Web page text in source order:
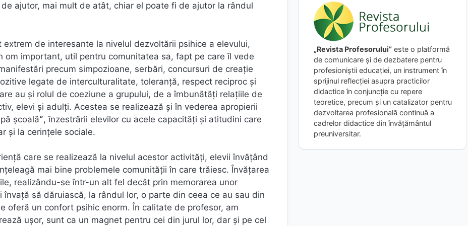
ajutor, mai mult de atât, chiar el poate fi de ajutor la rândul
de interesante la nivelul dezvoltării psihice a elevului,
important, util pentru comunitatea sa, fapt pe care îl vede
precum simpozioane, serbări, concursuri de creaţie
legate de interculturalitate, toleranţă, respect reciproc şi
au şi rolul de coeziune a grupului, de a îmbunătăţi relaţiile de
elevi şi adulţi. Acestea se realizează şi în vederea apropierii
școalăˮ, înzestrării elevilor cu acele capacități și atitudini care
și la cerințele sociale.
care se realizează la nivelul acestor activități, elevii învățând
mai bine problemele comunității în care trăiesc. Învățarea
realizându-se într-un alt fel decât prin memorarea unor
să dăruiască, la rândul lor, o parte din ceea ce au sau din
oferă un confort psihic enorm. În calitate de profesor, am
ușor, sunt ca un magnet pentru cei din jurul lor, dar și pe cel
„Revista Profesorului” este o platformă
de comunicare și de dezbatere pentru
profesioniștii educației, un instrument în
sprijinul reflecției asupra practicilor
didactice în conjuncție cu repere
teoretice, precum și un catalizator pentru
dezvoltarea profesională continuă a
cadrelor didactice din învățământul
preuniversitar.